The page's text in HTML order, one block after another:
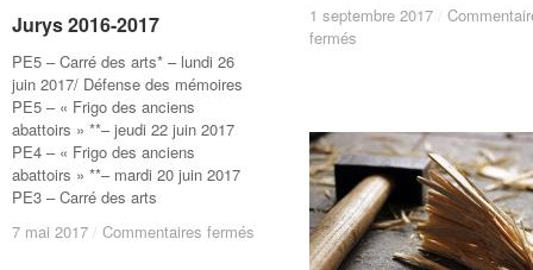
1 septembre 2017 /
fermés
1 septembre 2017 /
fermés
Jurys 2016-2017
PE5 – Carré des arts* – lundi 26
juin 2017/ Défense des mémoires
PE5 – « Frigo des anciens
abattoirs » **– jeudi 22 juin 2017
PE4 – « Frigo des anciens
abattoirs » **– mardi 20 juin 2017
PE3 – Carré des arts
7 mai 2017 / Commentaires fermés
Jurys 2016-2017
7 mai 2017 / Commentaires fermés